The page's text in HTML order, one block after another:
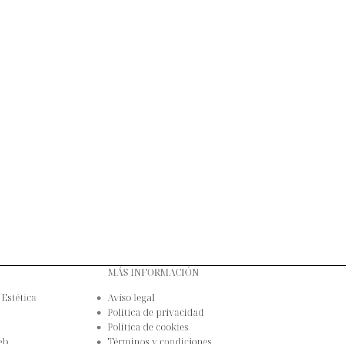
MÁS INFORMACIÓN
Aviso legal
Política de privacidad
Política de cookies